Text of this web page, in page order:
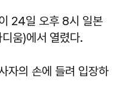
24일 오후 8시 일본
움)에서 열렸다.
자의 손에 들려 입장하